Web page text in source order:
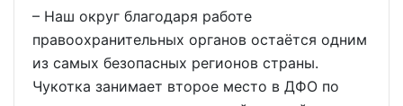
– Наш округ благодаря работе
правоохранительных органов остаётся одним
из самых безопасных регионов страны.
Чукотка занимает второе место в ДФО по